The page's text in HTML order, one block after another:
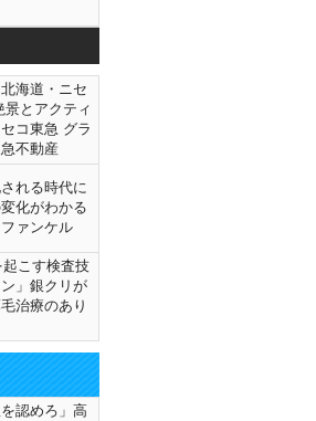
海道・ニセ
景とアクティ
コ東急 グラ
不動産
れる時代に
化がわかる
ァンケル
こす検査技
」銀クリが
治療のあり
を認めろ」高